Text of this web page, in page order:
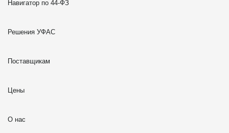
Навигатор по 44-ФЗ
Решения УФАС
Поставщикам
Цены
О нас